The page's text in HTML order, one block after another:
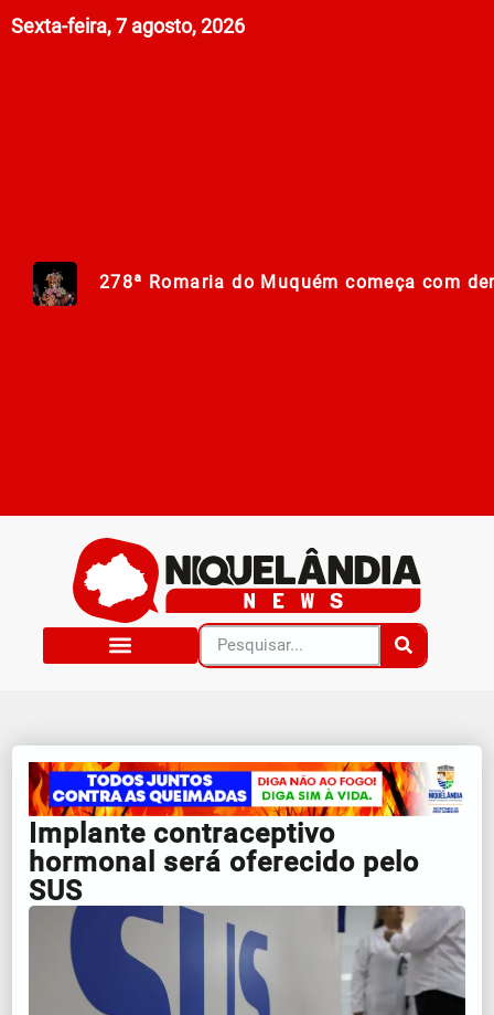
Sexta-feira, 7 agosto, 2026
278ª Romaria do Muquém começa com
Centro Municipal de Apoio aos Romeiros
Polícia Militar de Goiás comemora 168
Campanha Nacional de Multivacinação já
Implante contraceptivo
hormonal será oferecido pelo
SUS